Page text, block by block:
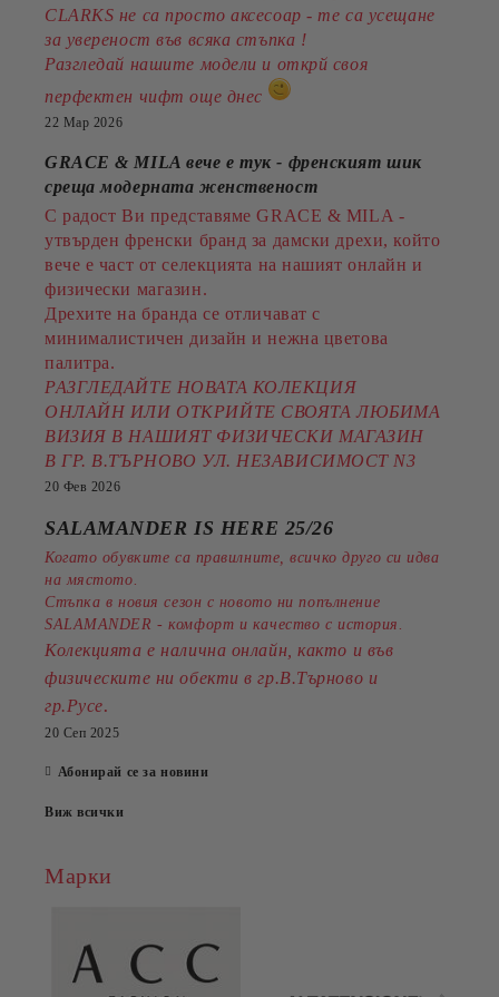
CLARKS не са просто аксесоар - те са усещане
за увереност във всяка стъпка !
Разгледай нашите модели и открй своя
перфектен чифт още днес
22 Мар 2026
GRACE & MILA вече е тук - френският шик
среща модерната женственост
С радост Ви представяме GRACE & MILA -
утвърден френски бранд за дамски дрехи, който
вече е част от селекцията на нашият онлайн и
физически магазин.
Дрехите на бранда се отличават с
минималистичен дизайн и нежна цветова
палитра.
РАЗГЛЕДАЙТЕ НОВАТА КОЛЕКЦИЯ
ОНЛАЙН ИЛИ ОТКРИЙТЕ СВОЯТА ЛЮБИМА
ВИЗИЯ В НАШИЯТ ФИЗИЧЕСКИ МАГАЗИН
В ГР. В.ТЪРНОВО УЛ. НЕЗАВИСИМОСТ N3
20 Фев 2026
SALAMANDER IS HERE 25/26
Когато обувките са правилните, всичко друго си идва
на мястото.
Стъпка в новия сезон с новото ни попълнение
SALAMANDER - комфорт и качество с история.
Колекцията е налична онлайн, както и във
физическите ни обекти в гр.В.Търново и
гр.Русе.
20 Сеп 2025
Абонирай се за новини
Виж всички
Марки